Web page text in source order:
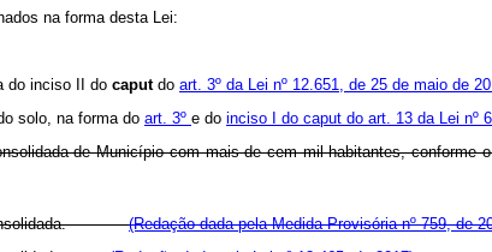
na forma desta Lei:
do inciso II do caput do art. 3º da Lei nº 12.651, de 25 de maio de
solo, na forma do art. 3º e do inciso I do caput do art. 13 da Lei nº
de Município com mais de cem mil habitantes,
consolidada.(Redação dada pela Medida Provisória nº 759, de